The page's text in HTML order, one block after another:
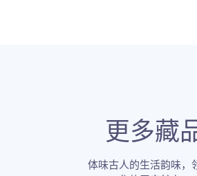
更多藏
体味古人的生活韵味，